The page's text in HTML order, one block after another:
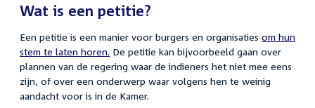
Wat is een petitie?
Een petitie is een manier voor burgers en organisaties om hun
stem te laten horen. De petitie kan bijvoorbeeld gaan over
plannen van de regering waar de indieners het niet mee eens
zijn, of over een onderwerp waar volgens hen te weinig
aandacht voor is in de Kamer.